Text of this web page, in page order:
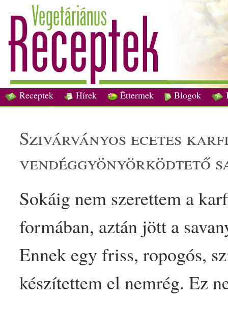
Receptek Hírek Éttermek Blogok
szivárványos ecetes
vendéggyönyörködtető
Sokáig nem szerettem a
formában, aztán jött a
Ennek egyfriss, ropogós,
készítettem el nemrég. Ez